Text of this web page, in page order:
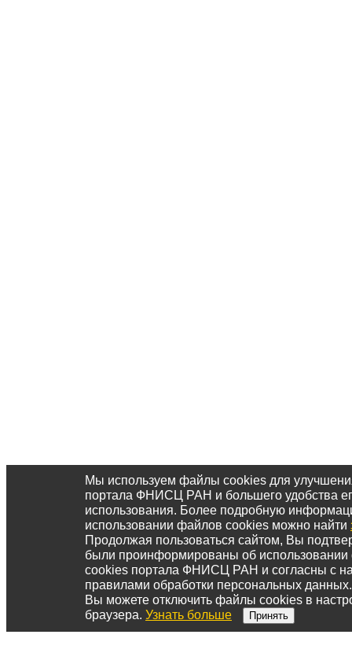
Мы используем файлы cookies для
портала ФНИСЦ РАН и большего удобства
использования. Более подробную
использовании файлов cookies можно найти
Продолжая пользоваться сайтом, Вы
были проинформированы об
cookies портала ФНИСЦ РАН и согласны с
правилами обработки персональных данных.
Вы можете отключить файлы cookies в
браузера. Узнать больше Принять